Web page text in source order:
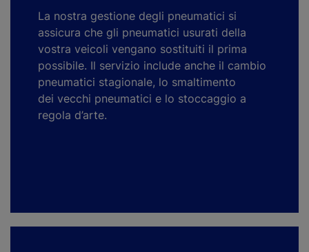
La nostra gestione degli pneumatici si
assicura che gli pneumatici usurati della
vostra veicoli vengano sostituiti il prima
possibile. Il servizio include anche il cambio
pneumatici stagionale, lo smaltimento
dei vecchi pneumatici e lo stoccaggio a
regola d’arte.